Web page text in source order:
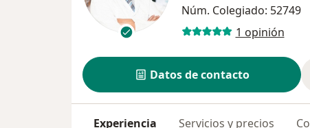
Núm. Colegiado: 52749
1 opinión
Datos de contacto
Experiencia Servicios y precios